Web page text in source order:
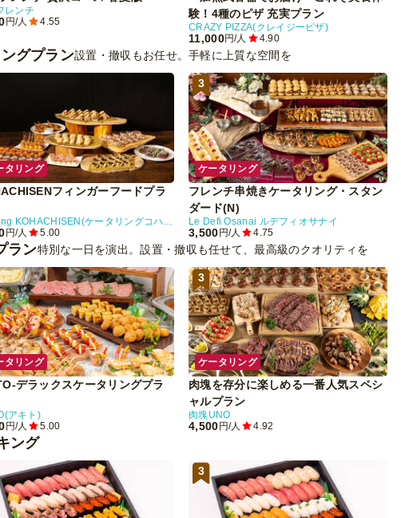
レンチ
円/人 4.55
験！4種のピザ 充実プラン
CRAZY PIZZA(クレイジーピザ)
11,000円/人 4.90
グプラン設置・撤収もお任せ。手軽に上質な空間を
フィンガーフードプラ
円/人 5.00
タリング
フレンチ串焼きケータリング・スタン
ダード(N)
Le Defi Osanai ルデフィオサナイ
3,500円/人 4.75
3
ケータリング
ラン特別な一日を演出。設置・撤収も任せて、最高級のクオリティを
デラックスケータリングプラ
アキト)
円/人 5.00
タリング
肉塊を存分に楽しめる一番人気スペシ
ャルプラン
肉塊UNO
4,500 円/人 4.92
3
ケータリング
ング
3